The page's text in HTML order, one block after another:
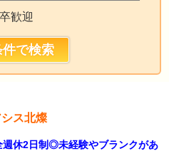
歓迎
ス北燦
週休2日制◎未経験やブランクがあ